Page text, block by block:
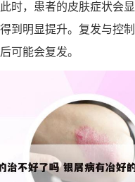
时，患者的皮肤症状会
到明显提升。复发与控
可能会复发。